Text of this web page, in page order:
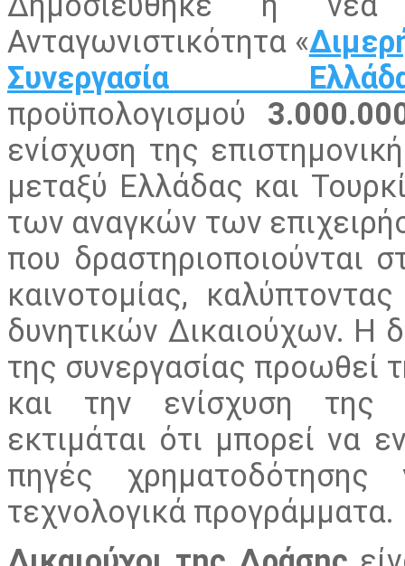
Ανταγωνιστικότητα «
Συνεργασία
προϋπολογισμού
ενίσχυση της
μεταξύ Ελλάδας και
των αναγκών των
που δραστηριοποιούνται
καινοτομίας,
δυνητικών Δικαιούχων. Η
της συνεργασίας προωθεί
και την ενίσχυση της
εκτιμάται ότι μπορεί να
πηγές χρηματοδότησης
τεχνολογικά προγράμματα.